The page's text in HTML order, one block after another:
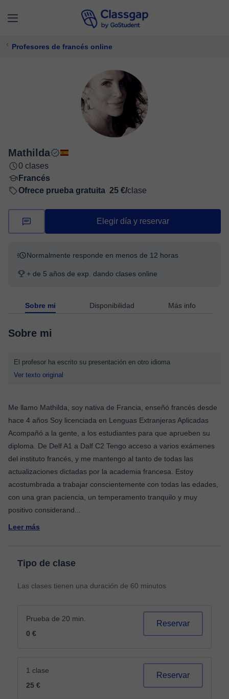
Profesores de francés online
Mathilda
0 clases
Francés
Ofrece prueba gratuita 25 €/clase
Elegir día y reservar
Normalmente responde en menos de 12 horas
+ de 5 años de exp. dando clases online
Sobre mi Disponibilidad Más info
Sobre mi
El profesor ha escrito su presentación en otro idioma
Ver texto original
Me llamo Mathilda, soy nativa de Francia, enseñó francés desde
hace 4 años Soy licenciada en Lenguas Extranjeras Aplicadas
Acompañó a la gente, a los estudiantes para que aprueben su
diploma. De Delf A1 a Dalf C2 Tengo acceso a varios exámenes
del instituto francés, y me mantengo al tanto de todas las
actualizaciones dictadas por la academia francesa. Estoy
acostumbrada a trabajar conscientemente con todas las edades,
con una gran paciencia, un temperamento tranquilo y muy
positivo considerand
Leer más
Tipo de clase
Las clases tienen una duración de 60 minutos
Prueba de 20 min.
0 €
Reservar
1 clase
25 €
Reservar